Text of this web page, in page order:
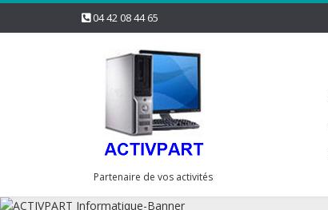
04 42 08 44 65
Partenaire de vos activités